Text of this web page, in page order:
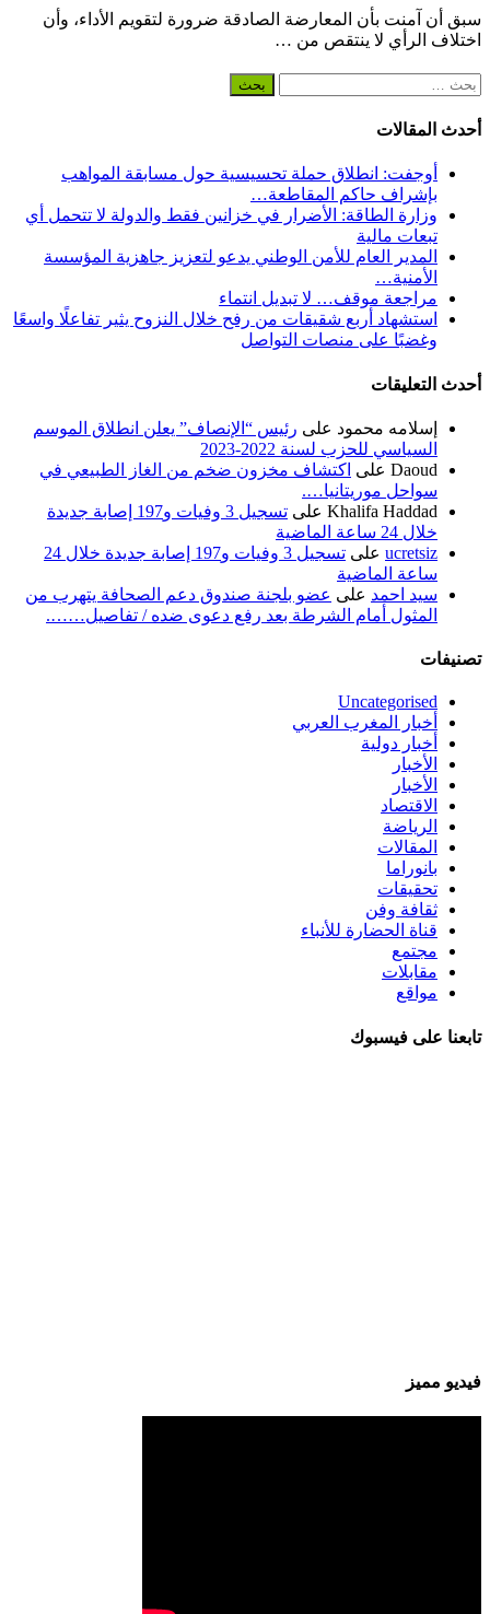
سبق أن آمنت بأن المعارضة الصادقة ضرورة لتقويم الأداء، وأن
اختلاف الرأي لا ينتقص من …
البحث
أحدث المقالات
أوجفت: انطلاق حملة تحسيسية حول مسابقة المواهب
بإشراف حاكم المقاطعة…
وزارة الطاقة: الأضرار في خزانين فقط والدولة لا تتحمل أي
تبعات مالية
المدير العام للأمن الوطني يدعو لتعزيز جاهزية المؤسسة
الأمنية…
مراجعة موقف… لا تبديل انتماء
استشهاد أربع شقيقات من رفح خلال النزوح يثير تفاعلًا واسعًا
وغضبًا على منصات التواصل
أحدث التعليقات
إسلامه محمود على رئيس “الإنصاف” يعلن انطلاق الموسم
السياسي للحزب لسنة 2022-2023
Daoud على اكتشاف مخزون ضخم من الغاز الطبيعي في
سواحل موريتانيا….
Khalifa Haddad على
تسجيل 3 وفيات و197 إصابة جديدة
خلال 24 ساعة الماضية
ucretsiz على
تسجيل 3 وفيات و197 إصابة جديدة خلال 24
ساعة الماضية
سيد احمد على عضو بلجنة صندوق دعم الصحافة يتهرب من
المثول أمام الشرطة بعد رفع دعوى ضده / تفاصيل…….
تصنيفات
Uncategorised
أخبار المغرب العربي
أخبار دولية
الأخبار
الأخبار
الاقتصاد
الرياضة
المقالات
بانوراما
تحقيقات
ثقافة وفن
قناة الحضارة للأنباء
مجتمع
مقابلات
مواقع
تابعنا على فيسبوك
فيديو مميز